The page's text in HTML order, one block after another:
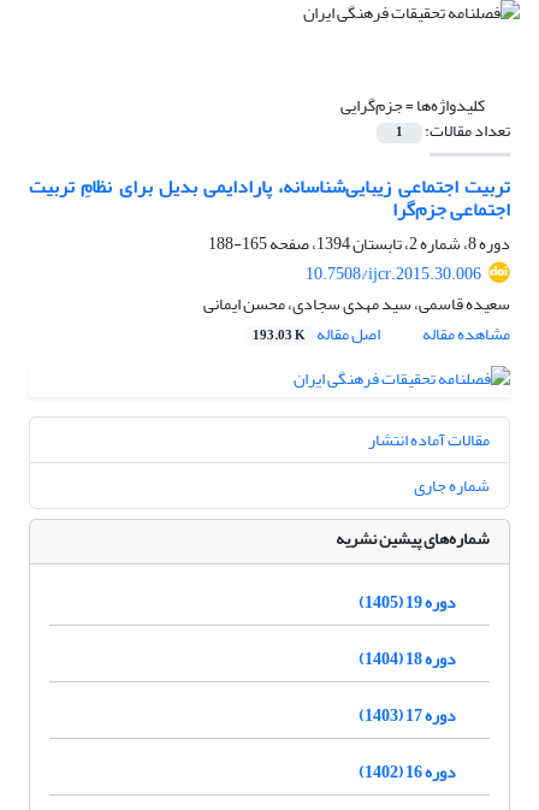
کلیدواژه‌ها =جزم‌گرایی
تعداد مقالات: 1
تربیت اجتماعی زیبایی‌شناسانه، پارادایمی بدیل برای نظام‌ِ تربیت
اجتماعی جزم‌گرا
دوره 8، شماره 2، تابستان 1394، صفحه
165-188
10.7508/ijcr.2015.30.006
سعیده قاسمی، سید مهدی سجادی، محسن ایمانی
مشاهده مقاله
اصل مقاله 193.03 K
مقالات آماده انتشار
شماره جاری
شماره‌های پیشین نشریه
دوره 19 (1405)
دوره 18 (1404)
دوره 17 (1403)
دوره 16 (1402)